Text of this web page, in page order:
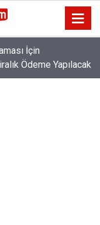
İçin
Ödeme Yapılacak